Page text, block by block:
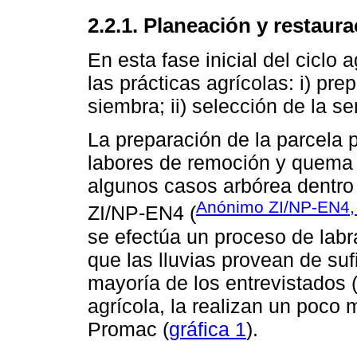
2.2.1. Planeación y
En esta fase inicial del ciclo
las prácticas agrícolas: i)
siembra; ii) selección de la
La preparación de la parcela
labores de remoción y
algunos casos arbórea
ZI/NP-EN4 (Anónimo ZI/NP-
se efectúa un proceso de
que las lluvias provean de
mayoría de los entrevistados
agrícola, la realizan un poco
Promac (gráfica 1).